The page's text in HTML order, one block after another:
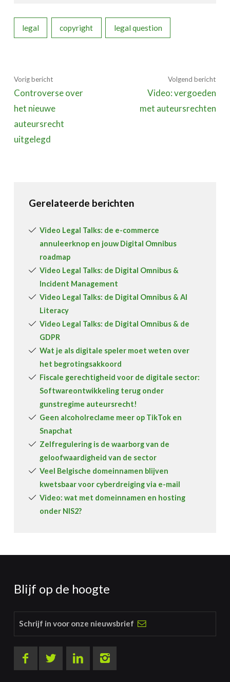
legal copyright legal question
Vorig bericht
Controverse over
het nieuwe
auteursrecht
uitgelegd
Volgend bericht
Video: vergoeden
met auteursrechten
Gerelateerde berichten
Video Legal Talks: de e-commerce
annuleerknop en jouw Digital Omnibus
roadmap
Video Legal Talks: de Digital Omnibus &
Incident Management
Video Legal Talks: de Digital Omnibus & AI
Literacy
Video Legal Talks: de Digital Omnibus & de
GDPR
Wat je als digitale speler moet weten over
het begrotingsakkoord
Fiscale gerechtigheid voor de digitale sector:
Softwareontwikkeling terug onder
gunstregime auteursrecht!
Geen alcoholreclame meer op TikTok en
Snapchat
Zelfregulering is de waarborg van de
geloofwaardigheid van de sector
Veel Belgische domeinnamen blijven
kwetsbaar voor cyberdreiging via e-mail
Video: wat met domeinnamen en hosting
onder NIS2?
Blijf op de hoogte
Schrijf in voor onze nieuwsbrief